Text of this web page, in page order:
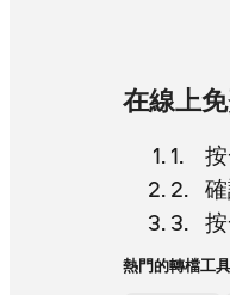
在線上
熱門的轉檔工具